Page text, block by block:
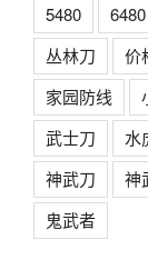
5480
6480
丛林刀
价
家园防线
武士刀
水
神武刀
神
鬼武者